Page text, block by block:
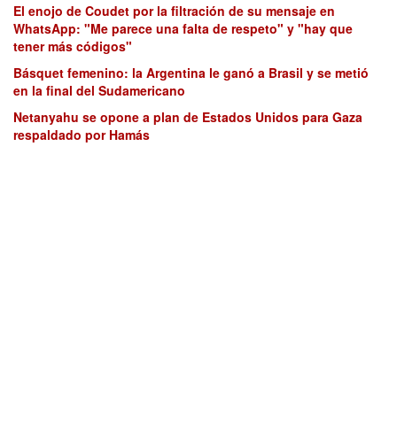
El enojo de Coudet por la filtración de su mensaje en
WhatsApp: "Me parece una falta de respeto" y "hay que
tener más códigos"
Básquet femenino: la Argentina le ganó a Brasil y se metió
en la final del Sudamericano
Netanyahu se opone a plan de Estados Unidos para Gaza
respaldado por Hamás